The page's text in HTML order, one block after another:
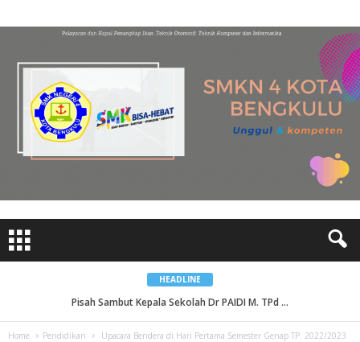
HEADLINE
Pisah Sambut Kepala Sekolah Dr PAIDI M. TPd ...
Home Pendidikan Upacara Bendera di Hari Pertama Semester Genap TP. 2022/2023